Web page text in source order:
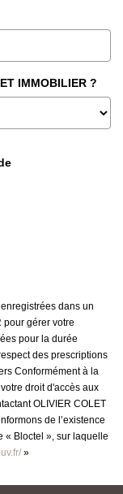
IMMOBILIER ?
dans un
pour gérer votre
pour la durée
des prescriptions
Conformément à la
droit d'accès aux
OLIVIER COLET
de l’existence
« Bloctel », sur laquelle
»